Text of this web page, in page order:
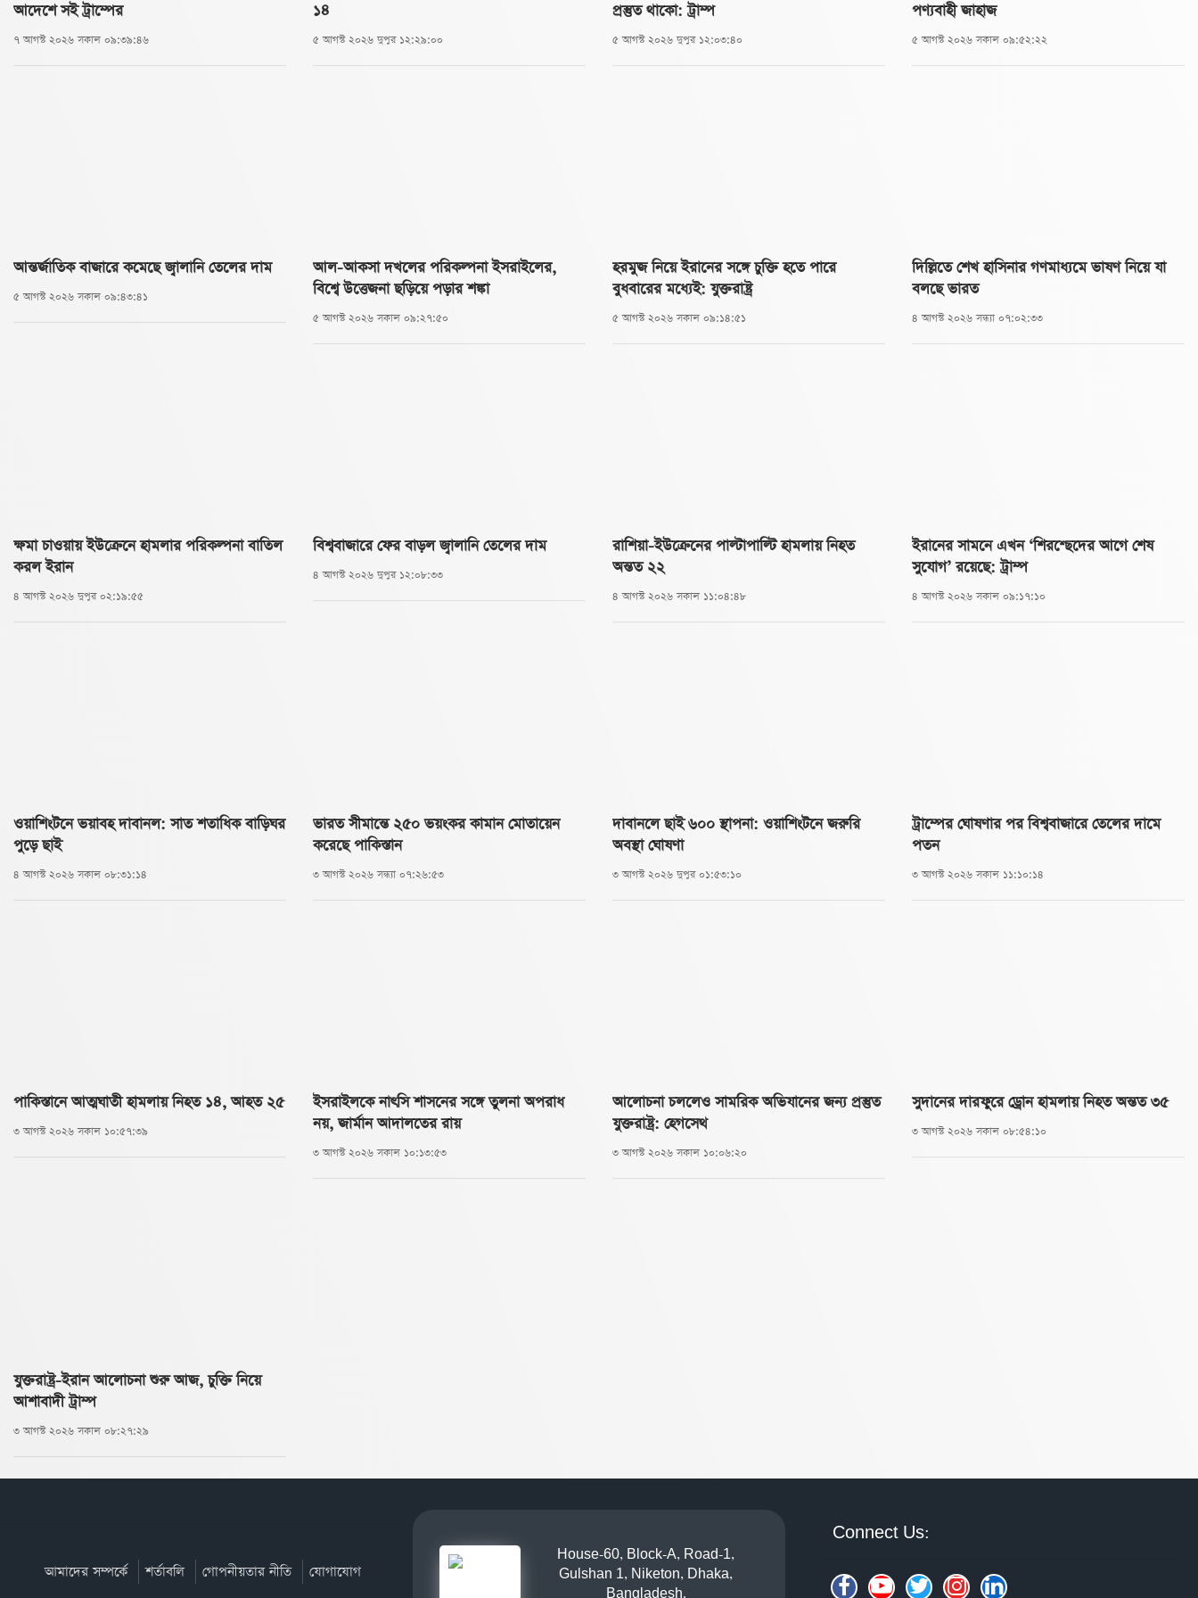
আদেশে সই ট্রাম্পের
৭ আগস্ট ২০২৬ সকাল ০৯:৩৯:৪৬
১৪
৫ আগস্ট ২০২৬ দুপুর ১২:২৯:০০
প্রস্তুত থাকো: ট্রাম্প
৫ আগস্ট ২০২৬ দুপুর ১২:০৩:৪০
পণ্যবাহী জাহাজ
৫ আগস্ট ২০২৬ সকাল ০৯:৫২:২২
আন্তর্জাতিক বাজারে কমেছে জ্বালানি তেলের দাম
৫ আগস্ট ২০২৬ সকাল ০৯:৪৩:৪১
আল-আকসা দখলের পরিকল্পনা ইসরাইলের,
বিশ্বে উত্তেজনা ছড়িয়ে পড়ার শঙ্কা
৫ আগস্ট ২০২৬ সকাল ০৯:২৭:৫০
হরমুজ নিয়ে ইরানের সঙ্গে চুক্তি হতে পারে
বুধবারের মধ্যেই: যুক্তরাষ্ট্র
৫ আগস্ট ২০২৬ সকাল ০৯:১৪:৫১
দিল্লিতে শেখ হাসিনার গণমাধ্যমে ভাষণ নিয়ে যা
বলছে ভারত
৪ আগস্ট ২০২৬ সন্ধ্যা ০৭:০২:৩৩
ক্ষমা চাওয়ায় ইউক্রেনে হামলার পরিকল্পনা বাতিল
করল ইরান
৪ আগস্ট ২০২৬ দুপুর ০২:১৯:৫৫
বিশ্ববাজারে ফের বাড়ল জ্বালানি তেলের দাম
৪ আগস্ট ২০২৬ দুপুর ১২:০৮:৩৩
রাশিয়া-ইউক্রেনের পাল্টাপাল্টি হামলায় নিহত
অন্তত ২২
৪ আগস্ট ২০২৬ সকাল ১১:০৪:৪৮
ইরানের সামনে এখন ‘শিরশ্ছেদের আগে শেষ
সুযোগ’ রয়েছে: ট্রাম্প
৪ আগস্ট ২০২৬ সকাল ০৯:১৭:১০
ওয়াশিংটনে ভয়াবহ দাবানল: সাত শতাধিক বাড়িঘর
পুড়ে ছাই
৪ আগস্ট ২০২৬ সকাল ০৮:৩১:১৪
ভারত সীমান্তে ২৫০ ভয়ংকর কামান মোতায়েন
করেছে পাকিস্তান
৩ আগস্ট ২০২৬ সন্ধ্যা ০৭:২৬:৫৩
দাবানলে ছাই ৬০০ স্থাপনা: ওয়াশিংটনে জরুরি
অবস্থা ঘোষণা
৩ আগস্ট ২০২৬ দুপুর ০১:৫৩:১০
ট্রাম্পের ঘোষণার পর বিশ্ববাজারে তেলের দামে
পতন
৩ আগস্ট ২০২৬ সকাল ১১:১০:১৪
পাকিস্তানে আত্মঘাতী হামলায় নিহত ১৪, আহত ২৫
৩ আগস্ট ২০২৬ সকাল ১০:৫৭:৩৯
ইসরাইলকে নাৎসি শাসনের সঙ্গে তুলনা অপরাধ
নয়, জার্মান আদালতের রায়
৩ আগস্ট ২০২৬ সকাল ১০:১৩:৫৩
আলোচনা চললেও সামরিক অভিযানের জন্য প্রস্তুত
যুক্তরাষ্ট্র: হেগসেথ
৩ আগস্ট ২০২৬ সকাল ১০:০৬:২০
সুদানের দারফুরে ড্রোন হামলায় নিহত অন্তত ৩৫
৩ আগস্ট ২০২৬ সকাল ০৮:৫৪:১০
যুক্তরাষ্ট্র-ইরান আলোচনা শুরু আজ, চুক্তি নিয়ে
আশাবাদী ট্রাম্প
৩ আগস্ট ২০২৬ সকাল ০৮:২৭:২৯
আমাদের সম্পর্কে শর্তাবলি গোপনীয়তার নীতি যোগাযোগ
House-60, Block-A, Road-1,
Gulshan 1, Niketon, Dhaka,
Bangladesh.
Connect Us: